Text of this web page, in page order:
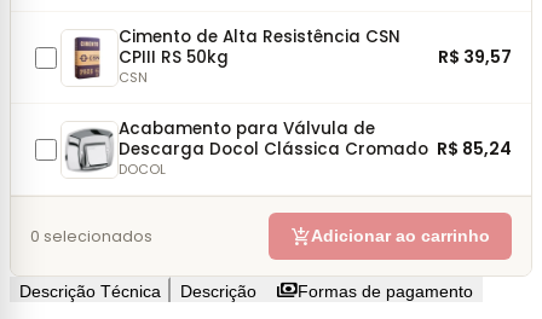
Cimento de Alta Resistência CSN
CPIII RS 50kg
CSN
R$ 39,57
Acabamento para Válvula de
Descarga Docol Clássica Cromado
DOCOL
R$ 85,24
0 selecionados add_shopping_cartAdicionar ao carrinho
Descrição Técnica Descrição paymentsFormas de pagamento